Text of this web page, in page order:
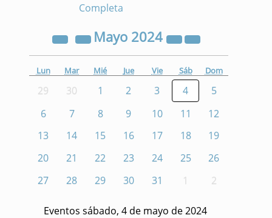
Completa
Mayo 2024
Lun Mar Mié Jue Vie Sáb Dom
29 30 1 2 3 4
5
6
7 8 9 10 11
12
13
14 15 16 17 18
19
20
21 22 23 24 25
26
27
28 29 30 31 1 2
Eventos sábado, 4 de mayo de 2024